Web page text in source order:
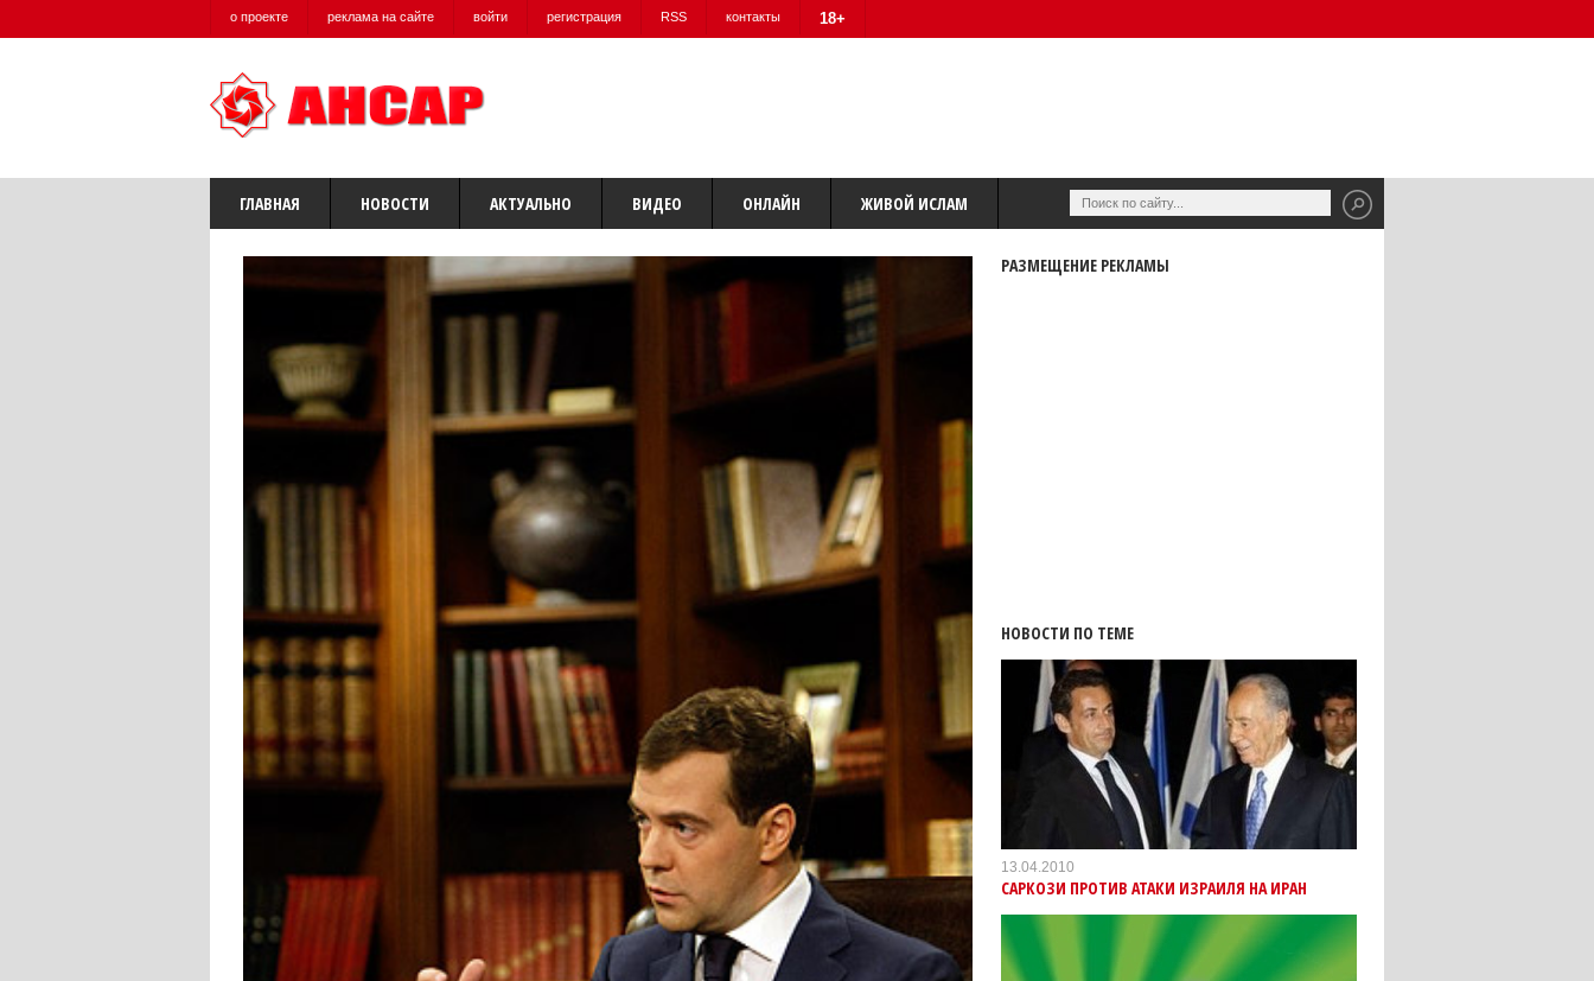
о проекте реклама на сайте войти регистрация RSS контакты 18+
ГЛАВНАЯ НОВОСТИ АКТУАЛЬНО ВИДЕО ОНЛАЙН ЖИВОЙ ИСЛАМ
РАЗМЕЩЕНИЕ РЕКЛАМЫ
НОВОСТИ ПО ТЕМЕ
13.04.2010
САРКОЗИ ПРОТИВ АТАКИ ИЗРАИЛЯ НА ИРАН